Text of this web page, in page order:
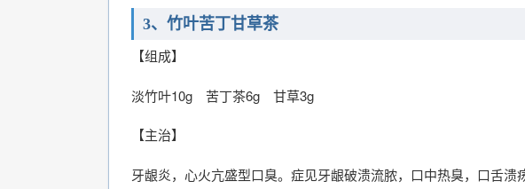
3、竹叶苦丁甘草茶
【组成】
淡竹叶10g 苦丁茶6g 甘草3g
【主治】
牙龈炎，心火亢盛型口臭。症见牙龈破溃流脓，口中热臭，口舌溃